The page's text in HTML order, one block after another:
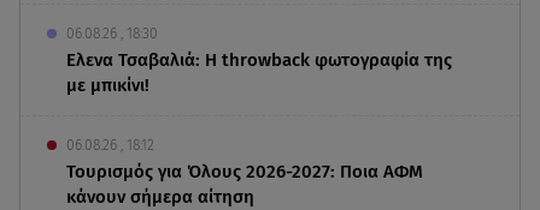
06.08.26 , 18:30
Ελενα Τσαβαλιά: Η throwback φωτογραφία της
με μπικίνι!
06.08.26 , 18:12
Τουρισμός για Όλους 2026-2027: Ποια ΑΦΜ
κάνουν σήμερα αίτηση